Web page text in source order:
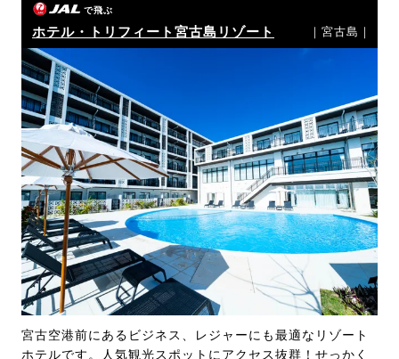
で飛ぶ
ホテル・トリフィート宮古島リゾート ｜宮古島｜
宮古空港前にあるビジネス、レジャーにも最適なリゾート
ホテルです。人気観光スポットにアクセス抜群！せっかく